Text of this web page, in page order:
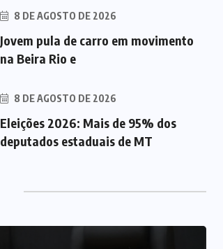
8 DE AGOSTO DE 2026
Jovem pula de carro em movimento
na Beira Rio e
8 DE AGOSTO DE 2026
Eleições 2026: Mais de 95% dos
deputados estaduais de MT